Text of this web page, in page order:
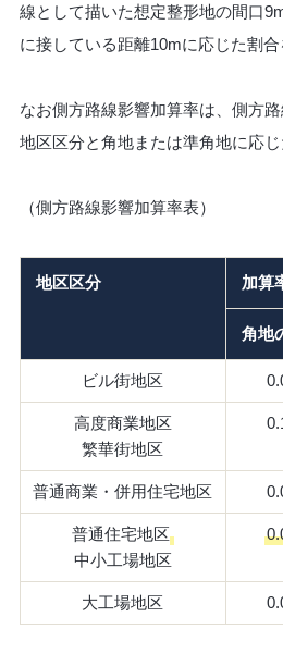
線として描いた想定整形地の間口
に接している距離10mに応じた割合
なお側方路線影響加算率は、側方
地区区分と角地または準角地に応じ
（側方路線影響加算率表）
地区区分 加算
角地
ビル街地区
高度商業地区
繁華街地区
普通商業・併用住宅地区
普通住宅地区
中小工場地区
大工場地区